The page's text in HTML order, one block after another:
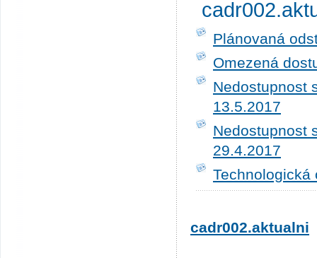
Plánovaná
Omezená
Nedostupnost
13.5.2017
Nedostupnost
29.4.2017
Technologická
cadr002.aktualni